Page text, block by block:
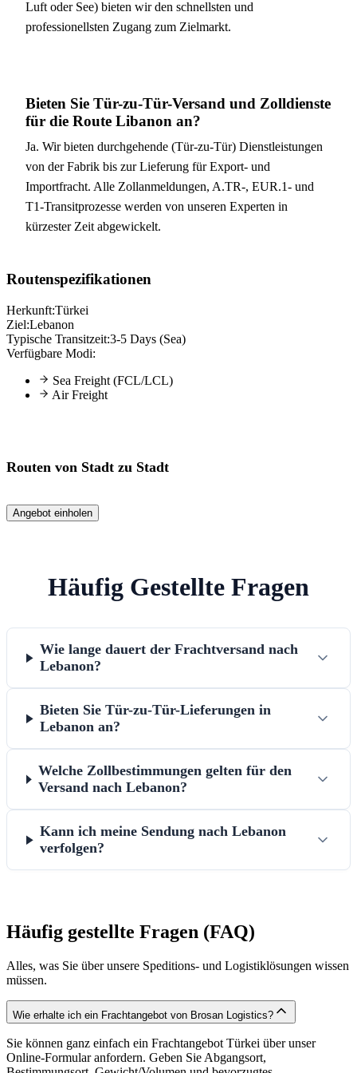
Luft oder See) bieten wir den schnellsten und
professionellsten Zugang zum Zielmarkt.
Bieten Sie Tür-zu-Tür-Versand und Zolldienste
für die Route Libanon an?
Ja. Wir bieten durchgehende (Tür-zu-Tür) Dienstleistungen
von der Fabrik bis zur Lieferung für Export- und
Importfracht. Alle Zollanmeldungen, A.TR-, EUR.1- und
T1-Transitprozesse werden von unseren Experten in
kürzester Zeit abgewickelt.
Routenspezifikationen
Herkunft:Türkei
Ziel:Lebanon
Typische Transitzeit:3-5 Days (Sea)
Verfügbare Modi:
Sea Freight (FCL/LCL)
Air Freight
Routen von Stadt zu Stadt
Angebot einholen
Häufig Gestellte Fragen
Wie lange dauert der Frachtversand nach
Lebanon?
Bieten Sie Tür-zu-Tür-Lieferungen in
Lebanon an?
Welche Zollbestimmungen gelten für den
Versand nach Lebanon?
Kann ich meine Sendung nach Lebanon
verfolgen?
Häufig gestellte Fragen (FAQ)
Alles, was Sie über unsere Speditions- und Logistiklösungen wissen
müssen.
Wie erhalte ich ein Frachtangebot von Brosan Logistics?
Sie können ganz einfach ein Frachtangebot Türkei über unser
Online-Formular anfordern. Geben Sie Abgangsort,